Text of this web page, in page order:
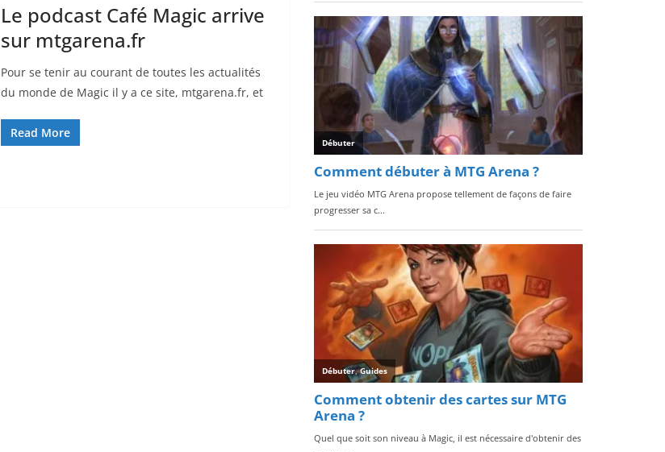
Le podcast Café Magic arrive
sur mtgarena.fr
Pour se tenir au courant de toutes les actualités
du monde de Magic il y a ce site, mtgarena.fr, et
Read More